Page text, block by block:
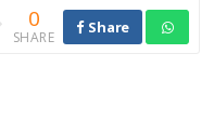
0
SHARE
Share